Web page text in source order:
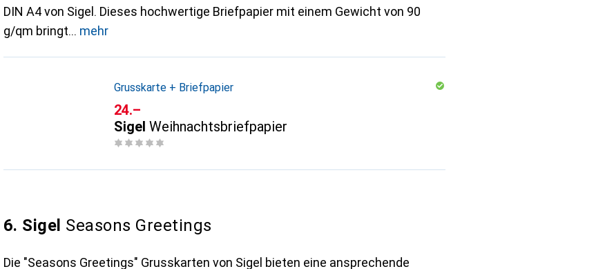
DIN A4 von Sigel. Dieses hochwertige Briefpapier mit einem Gewicht von 90
g/qm bringt
mehr
Grusskarte + Briefpapier
CHF
24.–
Sigel Weihnachtsbriefpapier
6. Sigel Seasons Greetings
Die "Seasons Greetings" Grusskarten von Sigel bieten eine ansprechende